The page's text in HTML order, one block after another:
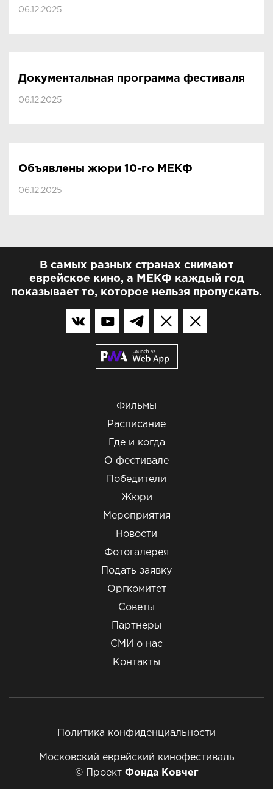
06.12.2025
Документальная программа фестиваля
06.12.2025
Объявлены жюри 10-го МЕКФ
06.12.2025
В самых разных странах снимают
еврейское кино, а МЕКФ каждый год
показывает то, которое нельзя пропускать.
Фильмы
Расписание
Где и когда
О фестивале
Победители
Жюри
Мероприятия
Новости
Фотогалерея
Подать заявку
Оргкомитет
Советы
Партнеры
СМИ о нас
Контакты
Московский еврейский кинофестиваль
© Проект Фонда Ковчег
Политика конфиденциальности